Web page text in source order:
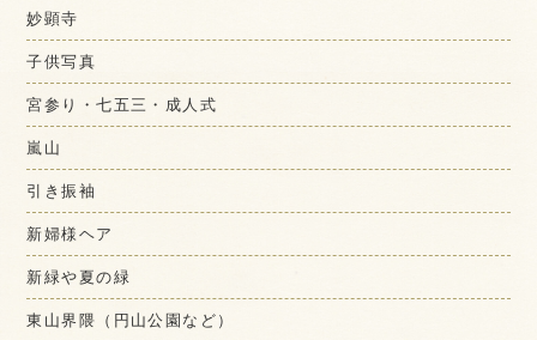
妙顕寺
子供写真
宮参り・七五三・成人式
嵐山
引き振袖
新婦様ヘア
新緑や夏の緑
東山界隈（円山公園など）